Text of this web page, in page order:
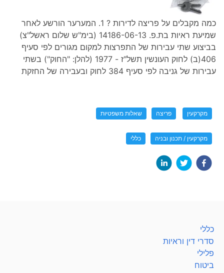
כמה מקבלים על פריצה לדירות ? 1. המערער הורשע לאחר
שמיעת ראיות בת.פ. 14186-06-13 (בימ"ש שלום ראשל"צ)
בביצוע שתי עבירות של התפרצות למקום מגורים לפי סעיף
406(ב) לחוק העונשין תשל"ז - 1977 (להלן: "החוק") בשתי
עבירות של גניבה לפי סעיף 384 לחוק ובעבירה של החזקת
מקרקעין פריצה שאלות משפטיות
מקרקעין / תכנון ובניה כללי
כללי
סדרי דין וראיות
פלילי
ביטוח